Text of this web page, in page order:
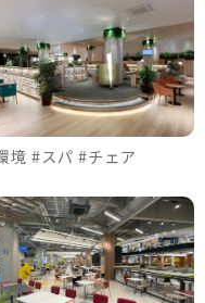
境 #スパ #チェア